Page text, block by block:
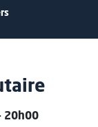
20h00